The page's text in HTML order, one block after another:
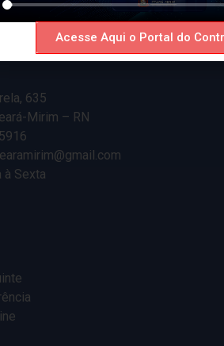
635
Mirim – RN
à Sexta
Acesse Aqui o Portal do